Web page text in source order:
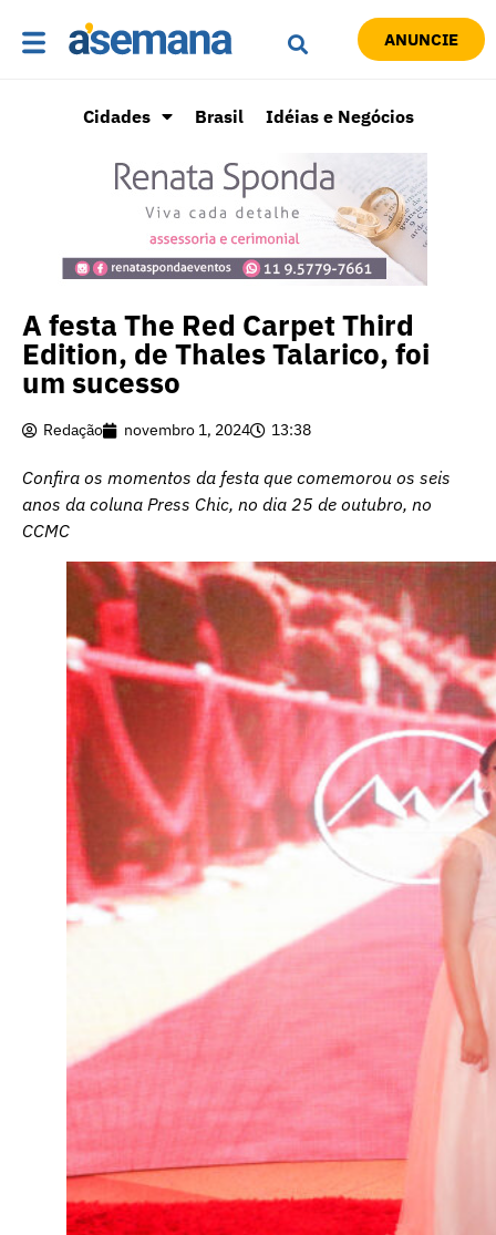
ANUNCIE
Cidades Brasil Idéias e Negócios
A festa The Red Carpet Third
Edition, de Thales Talarico, foi
um sucesso
Redação novembro 1, 2024 13:38
Confira os momentos da festa que comemorou os seis
anos da coluna Press Chic, no dia 25 de outubro, no
CCMC